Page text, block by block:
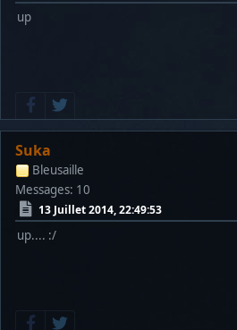
up
Suka
Bleusaille
Messages: 10
13 Juillet 2014, 22:49:53
up.... :/